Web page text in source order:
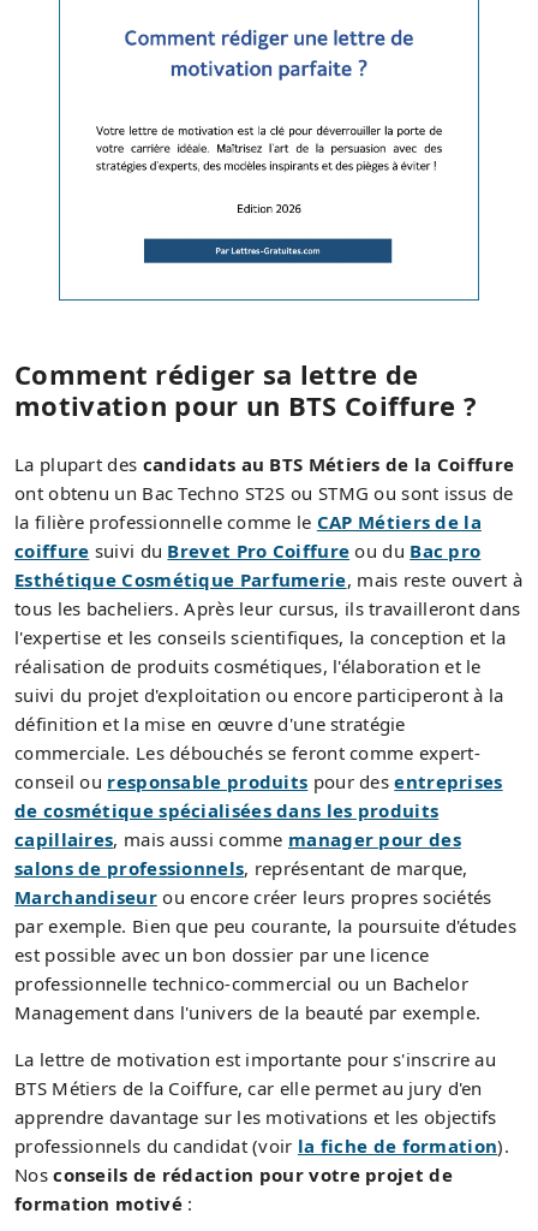
Comment rédiger sa lettre de
motivation pour un BTS Coiffure ?
La plupart des candidats au BTS Métiers de la Coiffure
ont obtenu un Bac Techno ST2S ou STMG ou sont issus de
la filière professionnelle comme le CAP Métiers de la
coiffure suivi du Brevet Pro Coiffure ou du Bac pro
Esthétique Cosmétique Parfumerie, mais reste ouvert à
tous les bacheliers. Après leur cursus, ils travailleront dans
l'expertise et les conseils scientifiques, la conception et la
réalisation de produits cosmétiques, l'élaboration et le
suivi du projet d'exploitation ou encore participeront à la
définition et la mise en œuvre d'une stratégie
commerciale. Les débouchés se feront comme expert-
conseil ou responsable produits pour desentreprises
de cosmétique spécialisées dans les produits
capillaires, mais aussi comme manager pour des
salons de professionnels, représentant de marque,
Marchandiseurou encore créer leurs propres sociétés
par exemple. Bien que peu courante, la poursuite d'études
est possible avec un bon dossier par une licence
professionnelle technico-commercial ou un Bachelor
Management dans l'univers de la beauté par exemple.
La lettre de motivation est importante pour s'inscrire au
BTS Métiers de la Coiffure, car elle permet au jury d'en
apprendre davantage sur les motivations et les objectifs
professionnels du candidat (voir la fiche de formation).
Nosconseils de rédaction pour votre projet de
formation motivé: